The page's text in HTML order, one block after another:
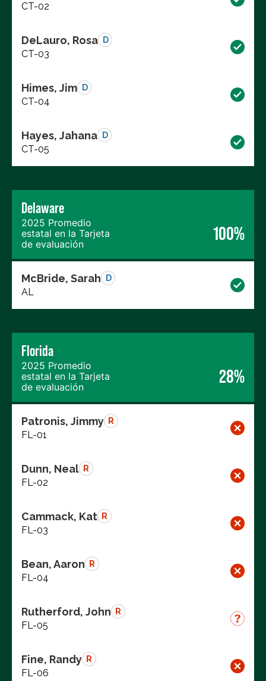
CT-02
DeLauro, Rosa D
CT-03
Himes, Jim D
CT-04
Hayes, Jahana D
CT-05
Delaware
2025 Promedio
estatal en la Tarjeta
de evaluación
100%
McBride, Sarah D
AL
Florida
2025 Promedio
estatal en la Tarjeta
de evaluación
28%
Patronis, Jimmy R
FL-01
Dunn, Neal R
FL-02
Cammack, Kat R
FL-03
Bean, Aaron R
FL-04
Rutherford, John R
FL-05
Fine, Randy R
FL-06